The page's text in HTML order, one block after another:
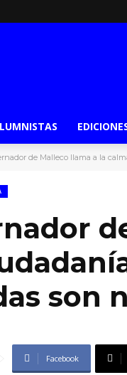
de Malleco llama a la
son
Facebook